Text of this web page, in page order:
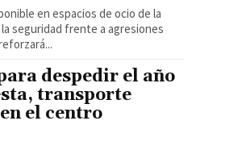
en espacios de ocio de la
seguridad frente a agresiones
reforzará...
despedir el año
transporte
el centro